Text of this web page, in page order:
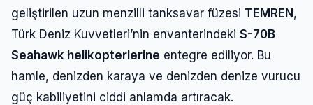
geliştirilen uzun menzilli tanksavar füzesi TEMREN,
Türk Deniz Kuvvetleri’nin envanterindeki S-70B
Seahawk helikopterlerine entegre ediliyor. Bu
hamle, denizden karaya ve denizden denize vurucu
güç kabiliyetini ciddi anlamda artıracak.